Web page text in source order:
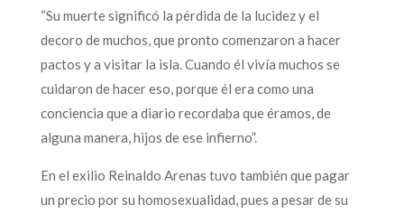
“Su muerte significó la pérdida de la lucidez y el
decoro de muchos, que pronto comenzaron a hacer
pactos y a visitar la isla. Cuando él vivía muchos se
cuidaron de hacer eso, porque él era como una
conciencia que a diario recordaba que éramos, de
alguna manera, hijos de ese infierno”.
En el exilio Reinaldo Arenas tuvo también que pagar
un precio por su homosexualidad, pues a pesar de su